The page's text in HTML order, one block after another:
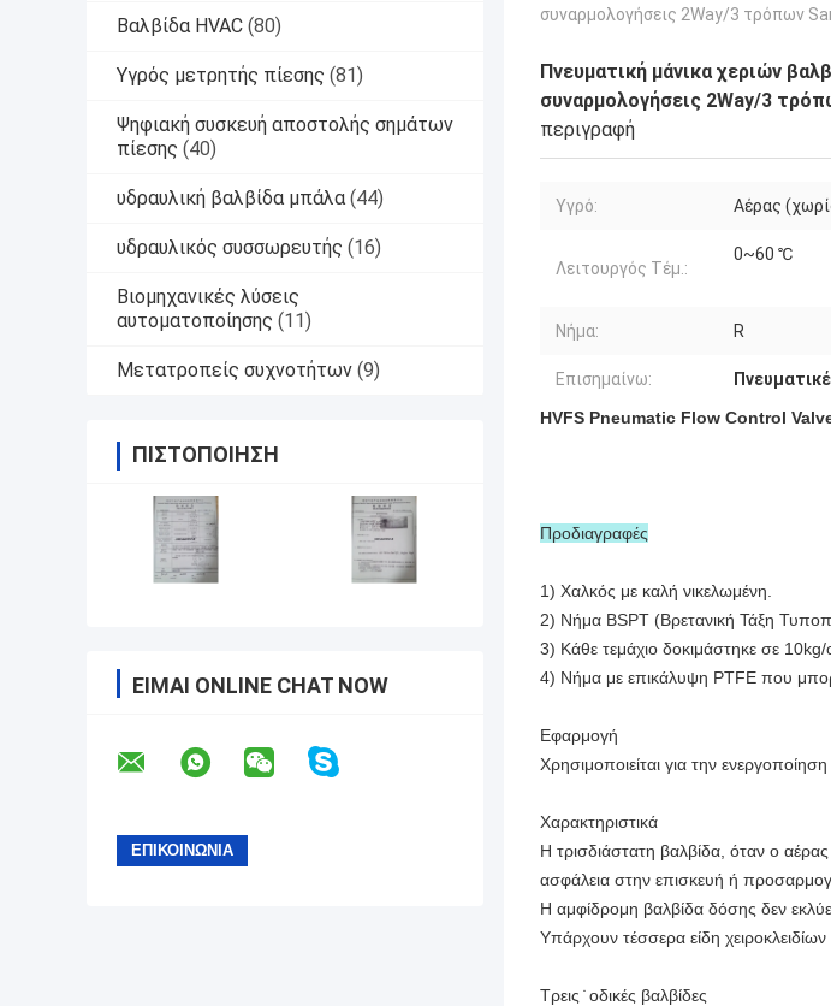
Βαλβίδα HVAC (80)
Υγρός μετρητής πίεσης (81)
Ψηφιακή συσκευή αποστολής σημάτων
πίεσης (40)
υδραυλική βαλβίδα μπάλα (44)
υδραυλικός συσσωρευτής (16)
Βιομηχανικές λύσεις
αυτοματοποίησης (11)
Μετατροπείς συχνοτήτων (9)
ΠΙΣΤΟΠΟΊΗΣΗ
ΕΊΜΑΙ ONLINE CHAT NOW
συναρμολογήσεις 2Way/3 τρόπων
Πνευματική μάνικα χεριών
συναρμολογήσεις 2Way/3
περιγραφή
Υγρό: Αέρας
Λειτουργός Τέμ.:
0~60 ℃
Νήμα: R
Επισημαίνω:
HVFS Pneumatic Flow Control
Προδιαγραφές
1) Χαλκός με καλή νικελωμένη.
2) Νήμα BSPT (Βρετανική Τάξη
3) Κάθε τεμάχιο δοκιμάστηκε σε 10kg/
4) Νήμα με επικάλυψη PTFE που
Εφαρμογή
Χρησιμοποιείται για την
Χαρακτηριστικά
Η τρισδιάστατη βαλβίδα, όταν ο
ασφάλεια στην επισκευή ή
Η αμφίδρομη βαλβίδα δόσης δεν
Υπάρχουν τέσσερα είδη χειροκλειδίων
Τρεις ̇ οδικές βαλβίδες